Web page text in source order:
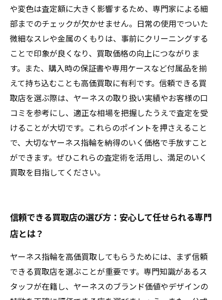
や変色は査定額に大きく影響するため、専門家による細
部までのチェックが欠かせません。日常の使用でついた
微細なスレや金属のくもりは、事前にクリーニングする
ことで印象が良くなり、買取価格の向上につながりま
す。また、購入時の保証書や専用ケースなど付属品を揃
えて持ち込むことも高価買取に有利です。信頼できる買
取店を選ぶ際は、ヤーネスの取り扱い実績やお客様の口
コミを参考にし、適正な相場を把握したうえで査定を受
けることが大切です。これらのポイントを押さえること
で、大切なヤーネス指輪を納得のいく価格で手放すこと
ができます。ぜひこれらの査定術を活用し、満足のいく
買取を目指してください。
信頼できる買取店の選び方：安心して任せられる専門
店とは？
ヤーネス指輪を高価買取してもらうためには、まず信頼
できる買取店を選ぶことが重要です。専門知識があるス
タッフが在籍し、ヤーネスのブランド価値やデザインの